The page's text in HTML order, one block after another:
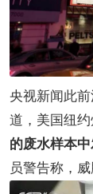
央视新闻此
道，美国纽约
的废水样本
员警告称，